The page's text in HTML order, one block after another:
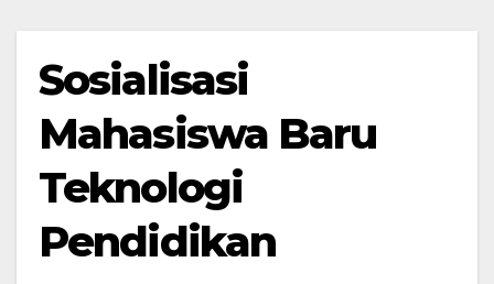
Sosialisasi
Mahasiswa Baru
Teknologi
Pendidikan